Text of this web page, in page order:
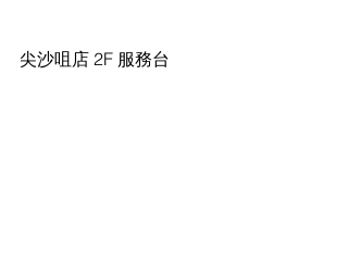
尖沙咀店 2F 服務台